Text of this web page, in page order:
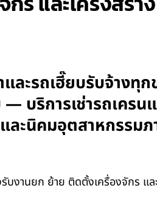
ละรถเฮี๊ยบรับจ้างทุ
บริการเช่ารถเครน
ละนิคมอุตสาหกรรมภ
บงานยก ย้าย ติดตั้งเครื่องจักร แล